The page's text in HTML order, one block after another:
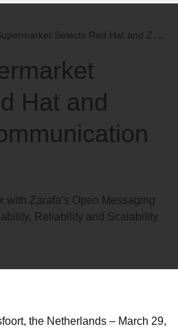
Selects Red Hat and Zarafa’s Communication Platform...
Hat and
with Zarafa’s Open Messaging
Reliability and Scalability
the Netherlands – March 29,